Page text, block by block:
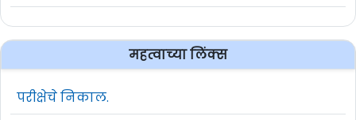
महत्वाच्या लिंक्स
परीक्षेचे निकाल.